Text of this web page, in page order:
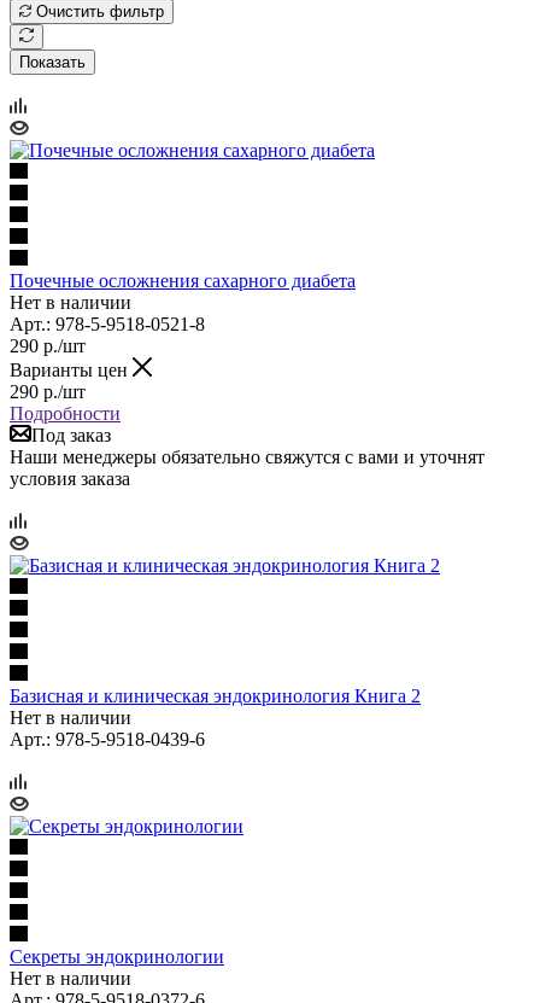
Очистить фильтр
Показать
Почечные осложнения сахарного диабета
Нет в наличии
Арт.: 978-5-9518-0521-8
290 р./шт
Варианты цен
290 р./шт
Подробности
Под заказ
Наши менеджеры обязательно свяжутся с вами и уточнят
условия заказа
Базисная и клиническая эндокринология Книга 2
Нет в наличии
Арт.: 978-5-9518-0439-6
Секреты эндокринологии
Нет в наличии